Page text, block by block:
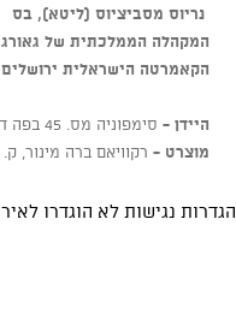
נריוס מסביציוס (ליטא), בס
המקהלה הממלכתית של
הקאמרטה הישראלית ירושלים
היידן - סימפוניה מס. 45 בפה דיאז מינור "פרידה"
מוצרט - רקוויאם ברה מינור, ק.
הגדרות נגישות לא הוגדרו